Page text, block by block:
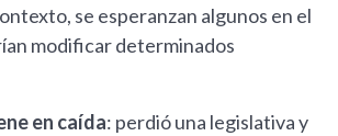
se esperanzan algunos en el
modificar determinados
en caída: perdió una legislativa y